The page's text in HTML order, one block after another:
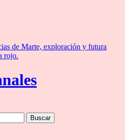
de Marte, exploración y futura
rojo.